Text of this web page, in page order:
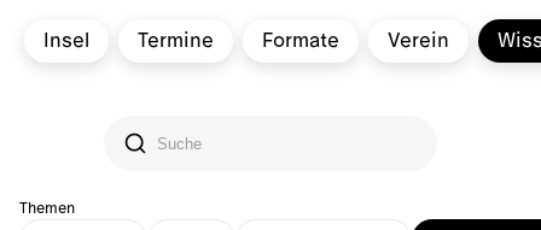
Insel Termine Formate Verein
Themen